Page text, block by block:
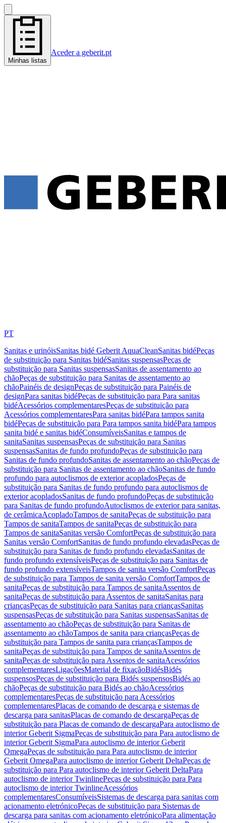
Minhas listas
Aceder a geberit.pt
PT
Sanitas e urinóisSanitas bidé Geberit AquaCleanSanitas bidéPeças
de substituição para Sanitas bidéSanitas suspensasPeças de
substituição para Sanitas suspensasSanitas de assentamento ao
chãoPeças de substituição para Sanitas de assentamento ao
chãoPainéis de designPeças de substituição para Painéis de
designPara sanitas bidéPeças de substituição para Para sanitas
bidéAcessórios complementaresPeças de substituição para
Acessórios complementaresPara sanitas bidéPara tampos sanita
bidéPeças de substituição para Para tampos sanita bidéPara tampos
sanita bidé e sanitas bidéConsumíveisSanitas e tampos de
sanitaSanitas suspensasPeças de substituição para Sanitas
suspensasSanitas de fundo profundoPeças de substituição para
Sanitas de fundo profundoSanitas de assentamento ao chãoPeças de
substituição para Sanitas de assentamento ao chãoSanitas de fundo
profundo para autoclismos de exterior acopladosPeças de
substituição para Sanitas de fundo profundo para autoclismos de
exterior acopladosSanitas de fundo profundoPeças de substituição
para Sanitas de fundo profundoAutoclismos de exterior para sanitas,
de cerâmicaAcopladoTampos de sanitaPeças de substituição para
Tampos de sanitaTampos de sanitaPeças de substituição para
Tampos de sanitaSanitas versão ComfortPeças de substituição para
Sanitas versão ComfortSanitas de fundo profundo elevadasPeças de
substituição para Sanitas de fundo profundo elevadasSanitas de
fundo profundo extensíveisPeças de substituição para Sanitas de
fundo profundo extensíveisTampos de sanita versão ComfortPeças
de substituição para Tampos de sanita versão ComfortTampos de
sanitaPeças de substituição para Tampos de sanitaAssentos de
sanitaPeças de substituição para Assentos de sanitaSanitas para
criançasPeças de substituição para Sanitas para criançasSanitas
suspensasPeças de substituição para Sanitas suspensasSanitas de
assentamento ao chãoPeças de substituição para Sanitas de
assentamento ao chãoTampos de sanita para criançasPeças de
substituição para Tampos de sanita para criançasTampos de
sanitaPeças de substituição para Tampos de sanitaAssentos de
sanitaPeças de substituição para Assentos de sanitaAcessórios
complementaresLigaçõesMaterial de fixaçãoBidésBidés
suspensosPeças de substituição para Bidés suspensosBidés ao
chãoPeças de substituição para Bidés ao chãoAcessórios
complementaresPeças de substituição para Acessórios
complementaresPlacas de comando de descarga e sistemas de
descarga para sanitasPlacas de comando de descargaPeças de
substituição para Placas de comando de descargaPara autoclismo de
interior Geberit SigmaPeças de substituição para Para autoclismo de
interior Geberit SigmaPara autoclismo de interior Geberit
OmegaPeças de substituição para Para autoclismo de interior
Geberit OmegaPara autoclismo de interior Geberit DeltaPeças de
substituição para Para autoclismo de interior Geberit DeltaPara
autoclismo de interior TwinlinePeças de substituição para Para
autoclismo de interior TwinlineAcessórios
complementaresConsumíveisSistemas de descarga para sanitas com
acionamento eletrónicoPeças de substituição para Sistemas de
descarga para sanitas com acionamento eletrónicoPara alimentação